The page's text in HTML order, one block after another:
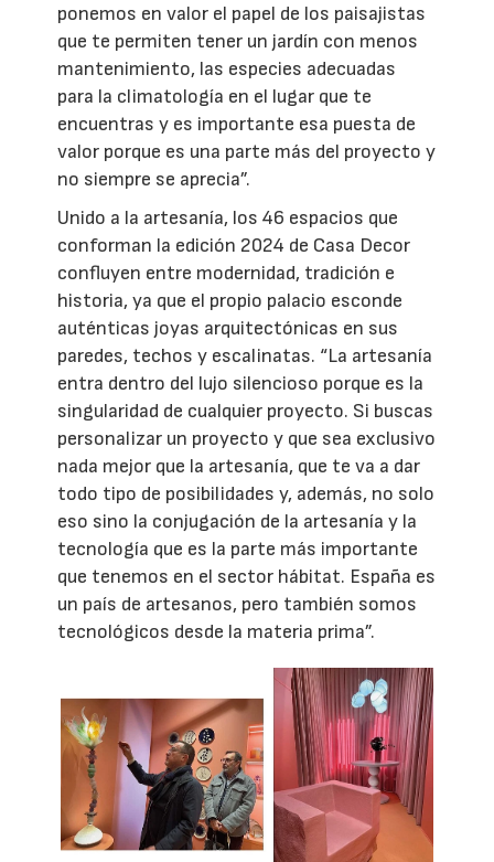
ponemos en valor el papel de los paisajistas
que te permiten tener un jardín con menos
mantenimiento, las especies adecuadas
para la climatología en el lugar que te
encuentras y es importante esa puesta de
valor porque es una parte más del proyecto y
no siempre se aprecia”.
Unido a la artesanía, los 46 espacios que
conforman la edición 2024 de Casa Decor
confluyen entre modernidad, tradición e
historia, ya que el propio palacio esconde
auténticas joyas arquitectónicas en sus
paredes, techos y escalinatas. “La artesanía
entra dentro del lujo silencioso porque es la
singularidad de cualquier proyecto. Si buscas
personalizar un proyecto y que sea exclusivo
nada mejor que la artesanía, que te va a dar
todo tipo de posibilidades y, además, no solo
eso sino la conjugación de la artesanía y la
tecnología que es la parte más importante
que tenemos en el sector hábitat. España es
un país de artesanos, pero también somos
tecnológicos desde la materia prima”.